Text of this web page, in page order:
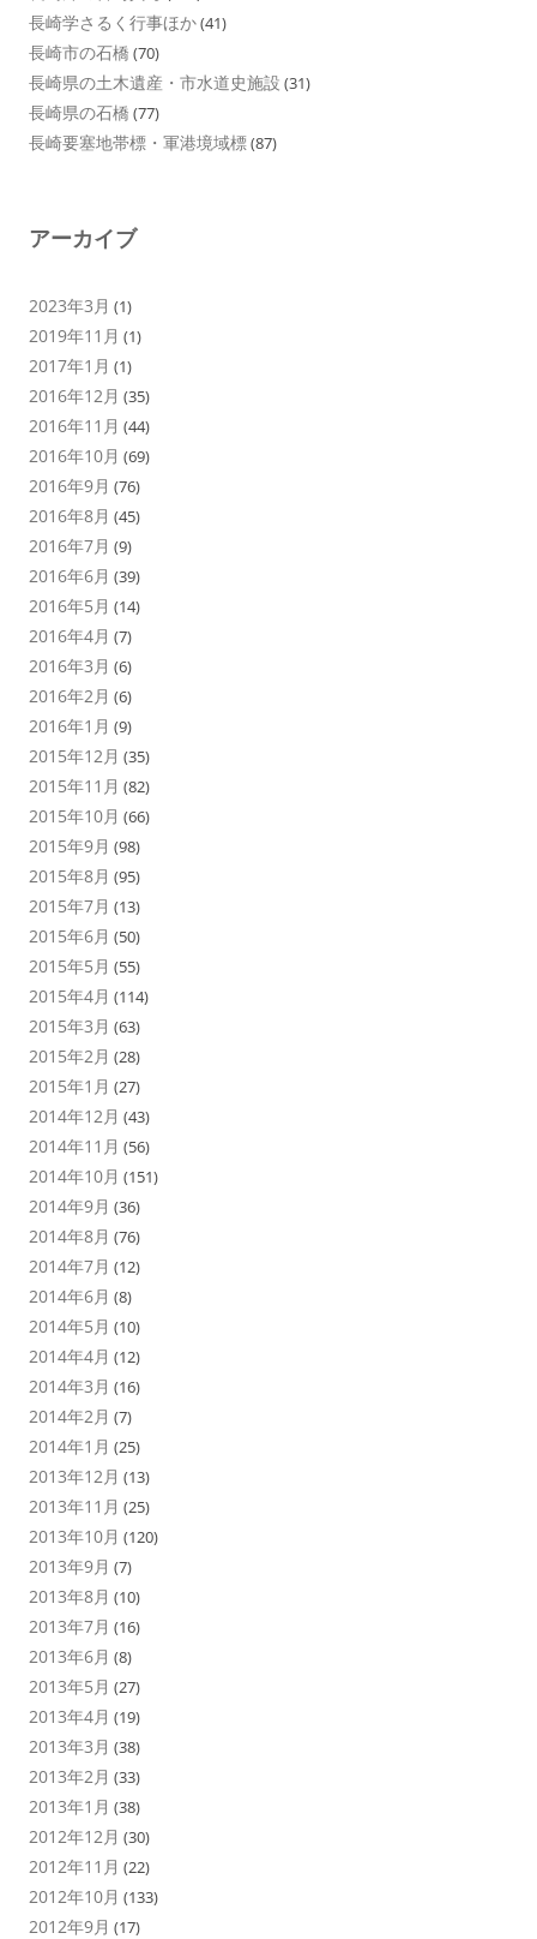
長崎学さるく行事ほか(41)
長崎市の石橋 (70)
長崎県の土木遺産・市水道史施設 (31)
長崎県の石橋 (77)
長崎要塞地帯標・軍港境域標(87)
アーカイブ
2023年3月 (1)
2019年11月 (1)
2017年1月 (1)
2016年12月 (35)
2016年11月 (44)
2016年10月 (69)
2016年9月 (76)
2016年8月 (45)
2016年7月 (9)
2016年6月 (39)
2016年5月 (14)
2016年4月 (7)
2016年3月 (6)
2016年2月 (6)
2016年1月 (9)
2015年12月 (35)
2015年11月 (82)
2015年10月 (66)
2015年9月 (98)
2015年8月 (95)
2015年7月 (13)
2015年6月 (50)
2015年5月 (55)
2015年4月 (114)
2015年3月 (63)
2015年2月 (28)
2015年1月 (27)
2014年12月 (43)
2014年11月 (56)
2014年10月 (151)
2014年9月 (36)
2014年8月 (76)
2014年7月 (12)
2014年6月 (8)
2014年5月 (10)
2014年4月 (12)
2014年3月 (16)
2014年2月 (7)
2014年1月 (25)
2013年12月 (13)
2013年11月 (25)
2013年10月 (120)
2013年9月 (7)
2013年8月 (10)
2013年7月 (16)
2013年6月 (8)
2013年5月 (27)
2013年4月 (19)
2013年3月 (38)
2013年2月 (33)
2013年1月 (38)
2012年12月 (30)
2012年11月 (22)
2012年10月 (133)
2012年9月 (17)